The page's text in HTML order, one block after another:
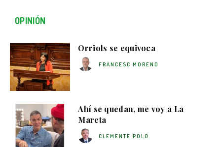
OPINIÓN
Orriols se equivoca
FRANCESC MORENO
Ahí se quedan, me voy a La
Mareta
CLEMENTE POLO